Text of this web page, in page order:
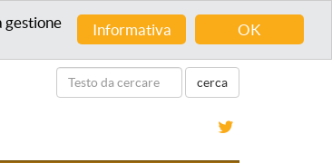
OK
Informativa
gestione